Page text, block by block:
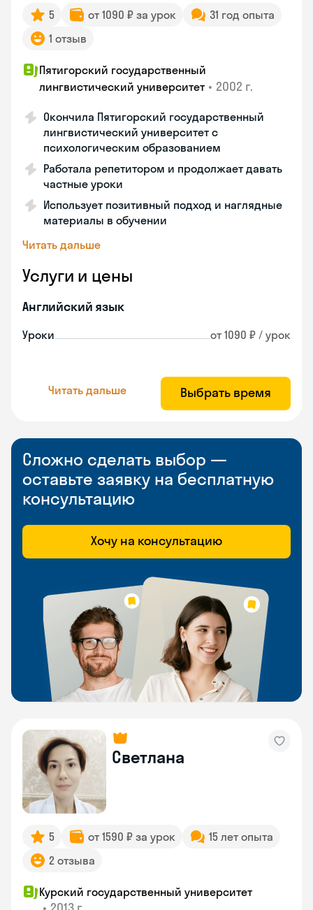
5 от 1090 ₽ за урок
31 год опыта
1 отзыв
Пятигорский государственный
лингвистический университет • 2002 г.
Окончила Пятигорский государственный
лингвистический университет с
психологическим образованием
Работала репетитором и продолжает давать
частные уроки
Использует позитивный подход и наглядные
материалы в обучении
Читать дальше
Услуги и цены
Английский язык
Уроки от 1090 ₽ / урок
Читать дальше Выбрать время
Сложно сделать выбор —
оставьте заявку на бесплатную
консультацию
Хочу на консультацию
Светлана
5 от 1590 ₽ за урок
15 лет опыта
2 отзыва
Курский государственный университет